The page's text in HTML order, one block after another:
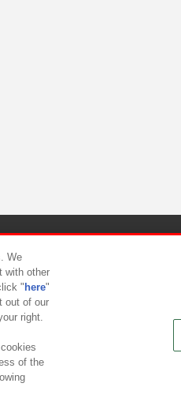
対応方針
We
with other
" here"
out of our
right.
of the